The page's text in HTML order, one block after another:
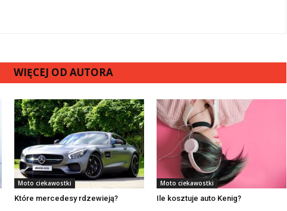
WIĘCEJ OD AUTORA
Moto ciekawostki
Które mercedesy rdzewieją?
Moto ciekawostki
Ile kosztuje auto Kenig?